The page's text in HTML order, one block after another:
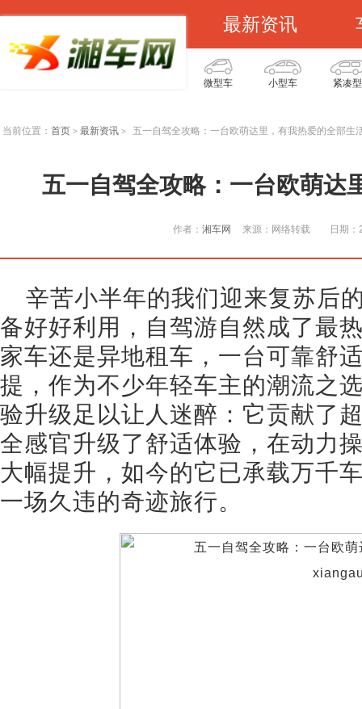
最新资讯
微型车 小型车 紧凑型
当前位置： 首页 > 最新资讯 > 五一自驾全攻略：一台欧萌达里，有我热爱的全部生
五一自驾全攻略：一台欧萌达
作者： 湘车网 来源：网络转载 日期
辛苦小半年的我们迎来复苏后
备好好利用，自驾游自然成了最
家车还是异地租车，一台可靠舒
提，作为不少年轻车主的潮流之
验升级足以让人迷醉：它贡献了
全感官升级了舒适体验，在动力
大幅提升，如今的它已承载万千
一场久违的奇迹旅行。